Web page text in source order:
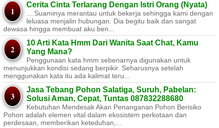
Cerita Cinta Terlarang Dengan Istri Orang (Nyata)
....Suaminya merantau untuk bekerja sehingga kami dengan
leluasa menjalin hubungan. Dia begitu baik dan sangat
dewasa hingga membuat aku ben...
10 Arti Kata Hmm Dari Wanita Saat Chat, Kamu
Yang Mana?
Penggunaan kata hmm sebenarnya digunakan untuk
menunjukkan kondisi sedang berpikir. Seharusnya setelah
menggunakan kata itu ada kalimat teru...
Jasa Tebang Pohon Salatiga, Suruh, Pabelan:
Solusi Aman, Cepat, Tuntas 087832288680
Kebutuhan Mendesak Akan Penanganan Pohon Berisiko ​
Pohon adalah elemen vital dalam ekosistem perkotaan dan
perdesaan, memberikan keteduhan,...